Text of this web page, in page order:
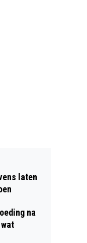
laten
na